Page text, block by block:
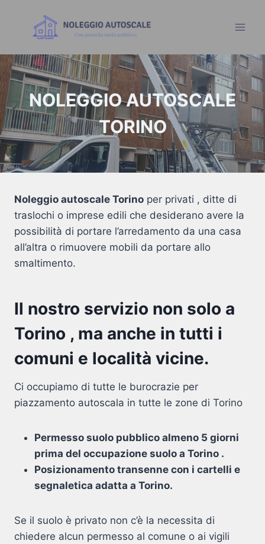
NOLEGGIO AUTOSCALE
TORINO
Noleggio autoscale Torino per privati , ditte di
traslochi o imprese edili che desiderano avere la
possibilità di portare l’arredamento da una casa
all’altra o rimuovere mobili da portare allo
smaltimento.
Il nostro servizio non solo a
Torino , ma anche in tutti i
comuni e località vicine.
Ci occupiamo di tutte le burocrazie per
piazzamento autoscala in tutte le zone di Torino
Permesso suolo pubblico almeno 5 giorni
prima del occupazione suolo a Torino .
Posizionamento transenne con i cartelli e
segnaletica adatta a Torino.
Se il suolo è privato non c’è la necessita di
chiedere alcun permesso al comune o ai vigili